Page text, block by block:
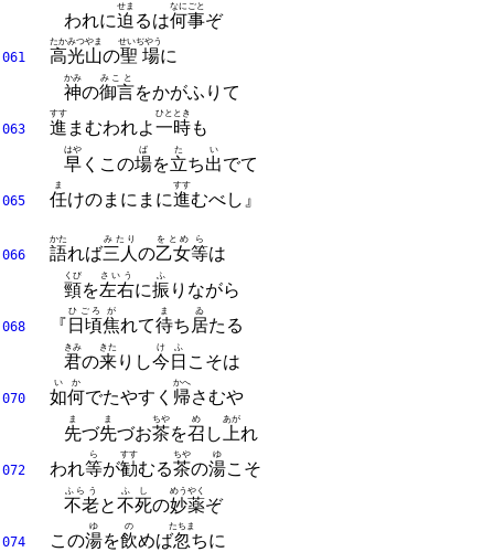
われに迫
せま
るは何事
なにごと
ぞ
061 高光山
たかみつやま
の聖場
せいぢやう
に
神
かみ
の御言
みこと
をかがふりて
063 進
すす
まむわれよ一時
ひととき
も
早
はや
くこの場
ば
を立
た
ち出
い
でて
065 任
ま
けのまにまに進
すす
むべし』
066 語
かた
れば三人
みたり
の乙女
をとめ
等
ら
は
頸
くび
を左右
さいう
に振
ふ
りながら
068 『 日頃
ひごろ
焦
が
れて待
ま
ち 居
ゐ
たる
君
きみ
の来
きた
りし今日
けふ
こそは
070 如何
いか
でたやすく 帰
かへ
さむや
先
ま
づ先
ま
づお茶
ちや
を召
め
し 上
あが
れ
072 われ等
ら
が勧
すす
むる茶
ちや
の湯
ゆ
こそ
不老
ふらう
と不死
ふし
の妙薬
めうやく
ぞ
074 この湯
ゆ
を飲
の
めば忽
たちま
ちに